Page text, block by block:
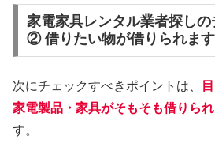
家電家具レンタル業者探しの
② 借りたい物が借りられます
次にチェックすべきポイントは、
家電製品・家具がそもそも借りら
す。